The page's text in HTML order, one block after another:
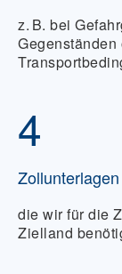
z. B. bei
Gegenständen
4
die wir für die
Zielland